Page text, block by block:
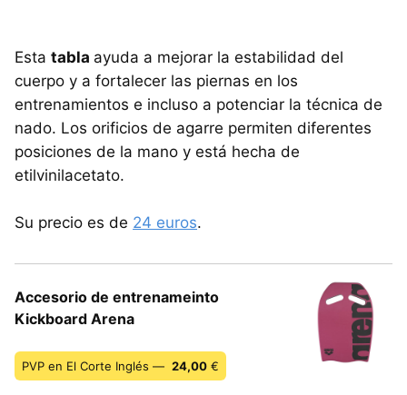
Esta tabla ayuda a mejorar la estabilidad del
cuerpo y a fortalecer las piernas en los
entrenamientos e incluso a potenciar la técnica de
nado. Los orificios de agarre permiten diferentes
posiciones de la mano y está hecha de
etilvinilacetato.
Su precio es de 24 euros.
Accesorio de entrenameinto
Kickboard Arena
PVP en El Corte Inglés — 24,00 €